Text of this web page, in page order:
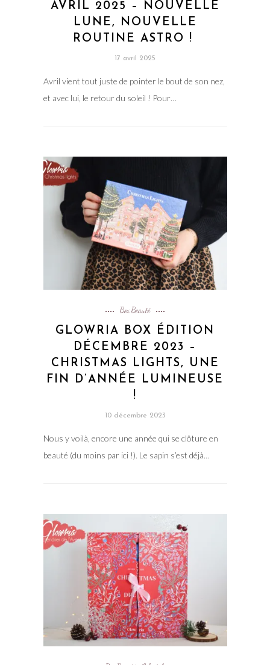
AVRIL 2025 – NOUVELLE
LUNE, NOUVELLE
ROUTINE ASTRO !
17 avril 2025
Avril vient tout juste de pointer le bout de son nez,
et avec lui, le retour du soleil ! Pour…
Box Beauté
GLOWRIA BOX ÉDITION
DÉCEMBRE 2023 –
CHRISTMAS LIGHTS, UNE
FIN D’ANNÉE LUMINEUSE
!
10 décembre 2023
Nous y voilà, encore une année qui se clôture en
beauté (du moins par ici !). Le sapin s’est déjà…